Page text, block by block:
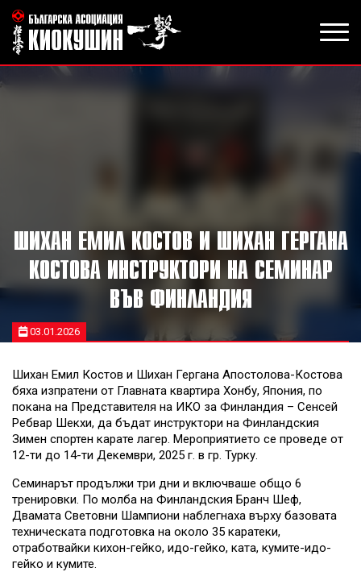
ШИХАН ЕМИЛ КОСТОВ И ШИХАН ГЕРГАНА
КОСТОВА ИНСТРУКТОРИ НА СЕМИНАР
ВЪВ ФИНЛАНДИЯ
03.01.2026
Шихан Емил Костов и Шихан Гергана Апостолова-Костова
бяха изпратени от Главната квартира Хонбу, Япония, по
покана на Представителя на ИКО за Финландия – Сенсей
Ребвар Шекхи, да бъдат инструктори на Финландския
Зимен спортен карате лагер. Мероприятието се проведе от
12-ти до 14-ти Декември, 2025 г. в гр. Турку.
Семинарът продължи три дни и включваше общо 6
тренировки. По молба на Финландския Бранч Шеф,
Двамата Световни Шампиони наблегнаха върху базовата
техническата подготовка на около 35 каратеки,
отработвайки кихон-гейко, идо-гейко, ката, кумите-идо-
гейко и кумите.